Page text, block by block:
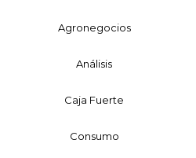
Agronegocios
Análisis
Caja Fuerte
Consumo